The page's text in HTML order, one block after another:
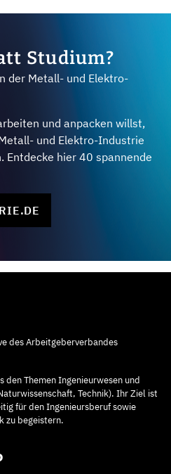
Studium?
der Metall- und Elektro-
und anpacken willst,
und Elektro-Industrie
Entdecke hier 40 spannende
des Arbeitgeberverbandes
Themen Ingenieurwesen und
Technik). Ihr Ziel ist
für den Ingenieursberuf sowie
zu begeistern.